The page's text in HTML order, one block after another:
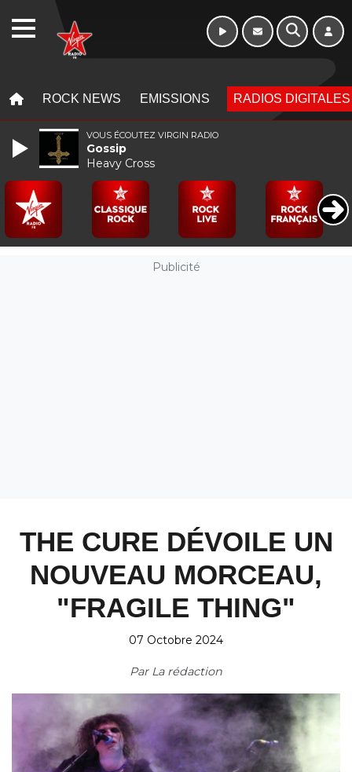
ROCK NEWS EMISSIONS RADIOS DIGITALES
Publicité
THE CURE DÉVOILE UN
NOUVEAU MORCEAU,
"FRAGILE THING"
07 Octobre 2024
Par La rédaction
VOUS ÉCOUTEZ VIRGIN RADIO
Gossip
Heavy Cross
WEBRADIO